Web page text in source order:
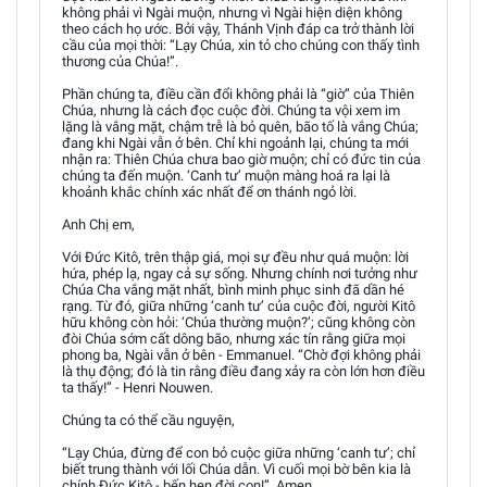
không phải vì Ngài muộn, nhưng vì Ngài hiện diện không
theo cách họ ước. Bởi vậy, Thánh Vịnh đáp ca trở thành lời
cầu của mọi thời: “Lạy Chúa, xin tỏ cho chúng con thấy tình
thương của Chúa!”.
Phần chúng ta, điều cần đổi không phải là “giờ” của Thiên
Chúa, nhưng là cách đọc cuộc đời. Chúng ta vội xem im
lặng là vắng mặt, chậm trễ là bỏ quên, bão tố là vắng Chúa;
đang khi Ngài vẫn ở bên. Chỉ khi ngoảnh lại, chúng ta mới
nhận ra: Thiên Chúa chưa bao giờ muộn; chỉ có đức tin của
chúng ta đến muộn. ‘Canh tư’ muộn màng hoá ra lại là
khoảnh khắc chính xác nhất để ơn thánh ngỏ lời.
Anh Chị em,
Với Đức Kitô, trên thập giá, mọi sự đều như quá muộn: lời
hứa, phép lạ, ngay cả sự sống. Nhưng chính nơi tưởng như
Chúa Cha vắng mặt nhất, bình minh phục sinh đã dần hé
rạng. Từ đó, giữa những ‘canh tư’ của cuộc đời, người Kitô
hữu không còn hỏi: ‘Chúa thường muộn?’; cũng không còn
đòi Chúa sớm cất dông bão, nhưng xác tín rằng giữa mọi
phong ba, Ngài vẫn ở bên - Emmanuel. “Chờ đợi không phải
là thụ động; đó là tin rằng điều đang xảy ra còn lớn hơn điều
ta thấy!” - Henri Nouwen.
Chúng ta có thể cầu nguyện,
“Lạy Chúa, đừng để con bỏ cuộc giữa những ‘canh tư’; chỉ
biết trung thành với lối Chúa dẫn. Vì cuối mọi bờ bên kia là